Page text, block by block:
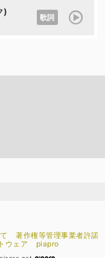
)
歌詞
著作権等管理事業者許諾
ウェア piapro